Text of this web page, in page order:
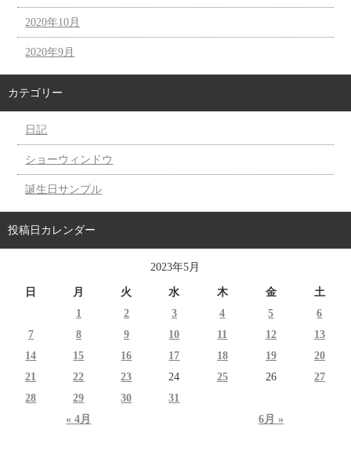
2020年10月
2020年9月
カテゴリー
日記
ショーウィンドウ
誕生日サンプル
投稿日カレンダー
2023年5月
日 月 火 水 木 金 土
« 4月 6月 »
1 2 3 4 5
6
7
8 9 10 11 12
13
14
15 16 17 18 19
20
21
22 23 24 25 26
27
28
29 30 31